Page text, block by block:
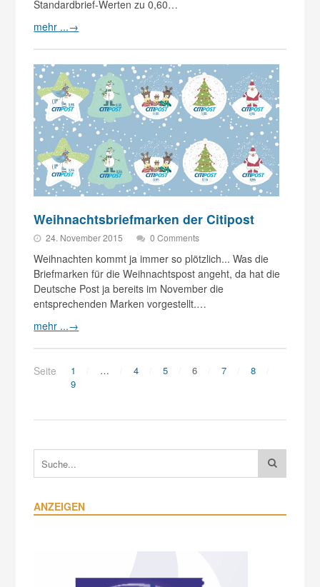
Standardbrief-Werten zu 0,60…
mehr ...→
Weihnachtsbriefmarken der Citipost
24. November 2015 0 Comments
Weihnachten kommt ja immer so plötzlich... Was die
Briefmarken für die Weihnachtspost angeht, da hat die
Deutsche Post ja bereits im November die
entsprechenden Marken vorgestellt.…
mehr ...→
Seite 1 … 4 5 6 7
8
9
ANZEIGEN